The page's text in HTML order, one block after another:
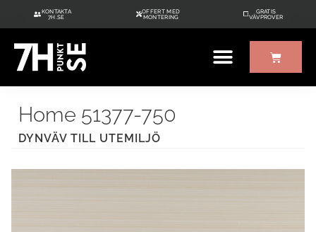
KONTAKTA
7H.SE
OFFERT MED
MONTERING
GRATIS
VÄVPROVER
Home 51377-750
DYNVÄV TILL UTEMILJÖ